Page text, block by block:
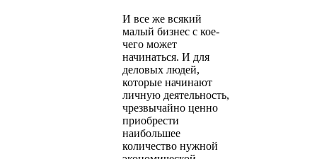
И все же всякий
малый бизнес с кое-
чего может
начинаться. И для
деловых людей,
которые начинают
личную деятельность,
чрезвычайно ценно
приобрести
наибольшее
количество нужной